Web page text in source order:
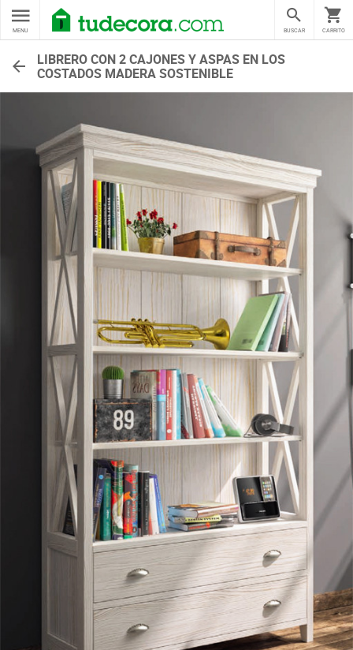
MENU CARRITO
BUSCAR
LIBRERO CON 2 CAJONES Y ASPAS EN LOS
COSTADOS MADERA SOSTENIBLE